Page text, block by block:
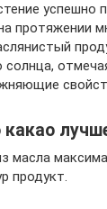
успешно
протяжении
солнца,
какао
масла
продукт.